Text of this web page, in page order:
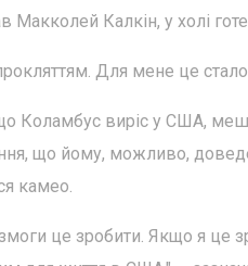
Макколей Калкін, у холі
Для мене це
Коламбус виріс у США,
що йому, можливо,
камео.
це зробити. Якщо я це